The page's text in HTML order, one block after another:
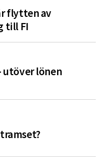
flytten av
till FI
utöver lönen